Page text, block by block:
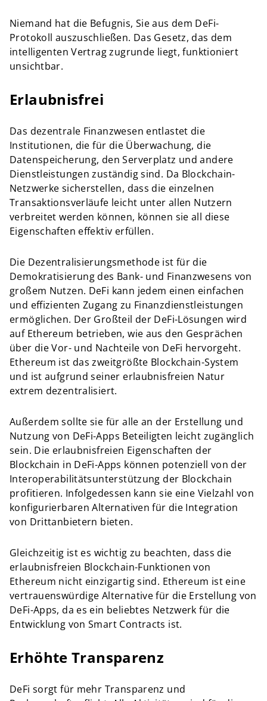
Niemand hat die Befugnis, Sie aus dem DeFi-
Protokoll auszuschließen. Das Gesetz, das dem
intelligenten Vertrag zugrunde liegt, funktioniert
unsichtbar.
Erlaubnisfrei
Das dezentrale Finanzwesen entlastet die
Institutionen, die für die Überwachung, die
Datenspeicherung, den Serverplatz und andere
Dienstleistungen zuständig sind. Da Blockchain-
Netzwerke sicherstellen, dass die einzelnen
Transaktionsverläufe leicht unter allen Nutzern
verbreitet werden können, können sie all diese
Eigenschaften effektiv erfüllen.
Die Dezentralisierungsmethode ist für die
Demokratisierung des Bank- und Finanzwesens von
großem Nutzen. DeFi kann jedem einen einfachen
und effizienten Zugang zu Finanzdienstleistungen
ermöglichen. Der Großteil der DeFi-Lösungen wird
auf Ethereum betrieben, wie aus den Gesprächen
über die Vor- und Nachteile von DeFi hervorgeht.
Ethereum ist das zweitgrößte Blockchain-System
und ist aufgrund seiner erlaubnisfreien Natur
extrem dezentralisiert.
Außerdem sollte sie für alle an der Erstellung und
Nutzung von DeFi-Apps Beteiligten leicht zugänglich
sein. Die erlaubnisfreien Eigenschaften der
Blockchain in DeFi-Apps können potenziell von der
Interoperabilitätsunterstützung der Blockchain
profitieren. Infolgedessen kann sie eine Vielzahl von
konfigurierbaren Alternativen für die Integration
von Drittanbietern bieten.
Gleichzeitig ist es wichtig zu beachten, dass die
erlaubnisfreien Blockchain-Funktionen von
Ethereum nicht einzigartig sind. Ethereum ist eine
vertrauenswürdige Alternative für die Erstellung von
DeFi-Apps, da es ein beliebtes Netzwerk für die
Entwicklung von Smart Contracts ist.
Erhöhte Transparenz
DeFi sorgt für mehr Transparenz und